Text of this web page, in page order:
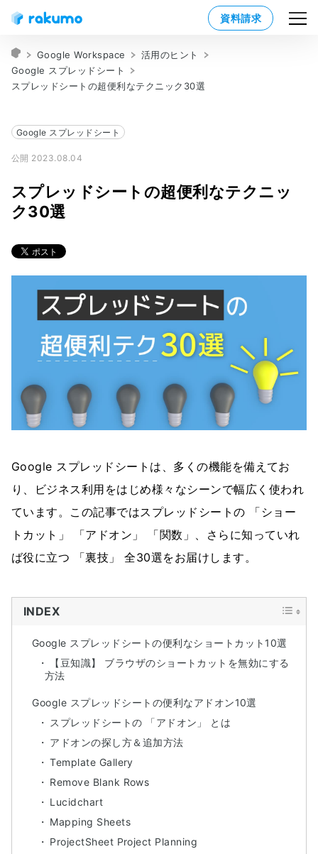
資料請求
Google Workspace
活用のヒント
Google スプレッドシート
スプレッドシートの超便利なテクニック30選
Google スプレッドシート
公開 2023.08.04
スプレッドシートの超便利なテクニッ
ク30選
Google スプレッドシートは、多くの機能を備えてお
り、ビジネス利用をはじめ様々なシーンで幅広く使われ
ています。この記事ではスプレッドシートの 「ショー
トカット」 「アドオン」 「関数」、さらに知っていれ
ば役に立つ 「裏技」 全30選をお届けします。
INDEX
Google スプレッドシートの便利なショートカット10選
【豆知識】 ブラウザのショートカットを無効にする
方法
Google スプレッドシートの便利なアドオン10選
スプレッドシートの 「アドオン」 とは
アドオンの探し方＆追加方法
Template Gallery
Remove Blank Rows
Lucidchart
Mapping Sheets
ProjectSheet Project Planning